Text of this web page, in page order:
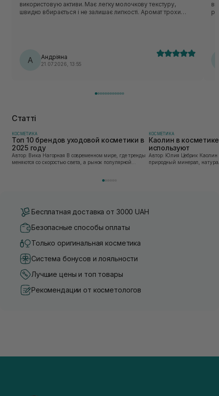
використовую активи. Має легку молочкову текстуру,
швидко вбирається і не залишає липкості. Аромат трохи
А Андріяна
21.07.2026, 13:55
Статті
КОСМЕТИКА
Топ 10 брендов уходовой косметики в
2025 году
Автор: Вика Нагорная В современном мире, где тренды
меняются со скоростью света, а рынок популярной
КОСМЕТИКА
Каолин в
используют
Автор: Юлия Цебрик Каолин в косметологии – это
природный минерал,
Бесплатная доставка от 3000 UAH
Безопасные способы оплаты
Только оригинальная косметика
Система бонусов и лояльности
Лучшие цены и топ товары
Рекомендации от косметологов